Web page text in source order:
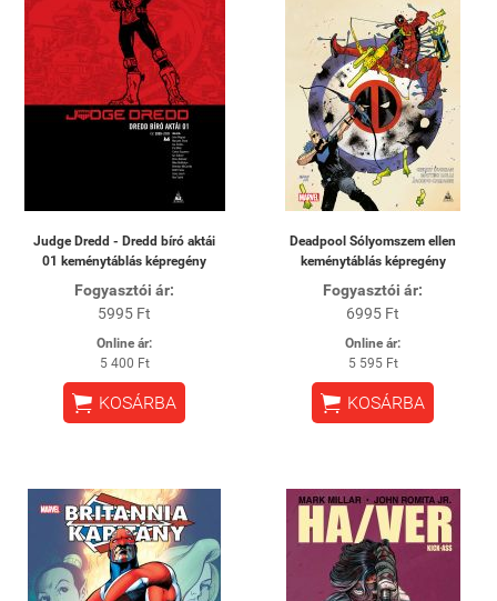
Judge Dredd - Dredd bíró aktái
01 keménytáblás képregény
Fogyasztói ár:
5995 Ft
Online ár:
5 400 Ft
 KOSÁRBA
Deadpool Sólyomszem ellen
keménytáblás képregény
Fogyasztói ár:
6995 Ft
Online ár:
5 595 Ft
 KOSÁRBA